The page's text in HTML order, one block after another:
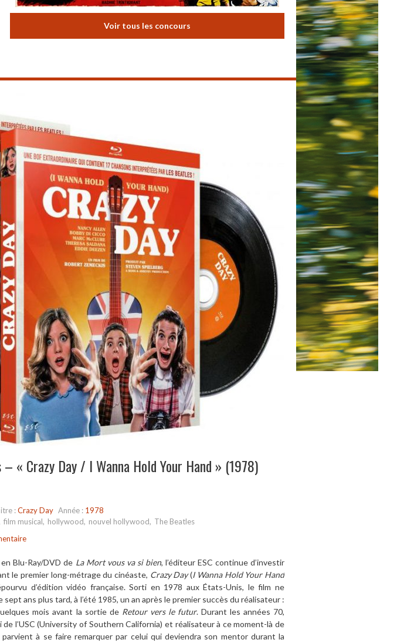
Voir tous les concours
« Crazy Day / I Wanna Hold Your Hand » (1978)
:Crazy Day Année : 1978
film musical, hollywood, nouvel hollywood, The Beatles
Blu-Ray/DVD de La Mort vous va si bien, l’éditeur ESC continue d’investir
le premier long-métrage du cinéaste, Crazy Day(I Wanna Hold Your Hand
d’édition vidéo française. Sorti en 1978 aux États-Unis, le film ne
ans plus tard, à l’été 1985, un an après le premier succès du réalisateur :
mois avant la sortie de Retour vers le futur. Durant les années 70,
l’USC (University of Southern California) et réalisateur à ce moment-là de
à se faire remarquer par celui qui deviendra son mentor durant la